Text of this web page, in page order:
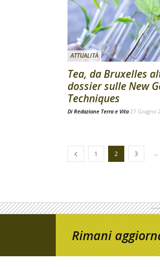
ATTUALITÀ
Tea, da Bruxelles
dossier sulle New
Techniques
Di Redazione Terra e Vita 27 Giugno
1 2 3 ...
Rimani